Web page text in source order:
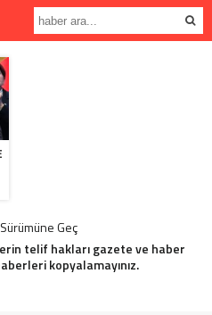
Geç
telif hakları gazete ve haber
kopyalamayınız.